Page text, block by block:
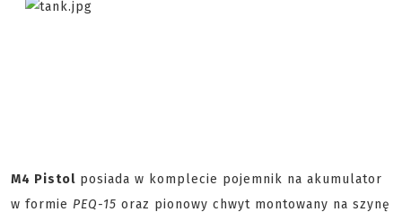
M4 Pistol posiada w komplecie pojemnik na akumulator
w formie PEQ-15 oraz pionowy chwyt montowany na szynę